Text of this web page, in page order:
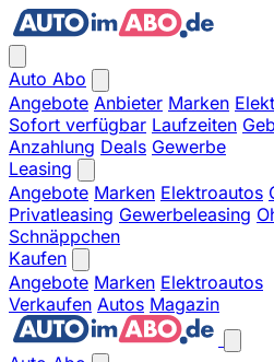
Auto Abo
Angebote Anbieter Marken
Sofort verfügbar Laufzeiten
Anzahlung Deals Gewerbe
Leasing
Angebote Marken Elektroautos
Privatleasing Gewerbeleasing
Schnäppchen
Kaufen
Angebote Marken Elektroautos
Verkaufen Autos Magazin